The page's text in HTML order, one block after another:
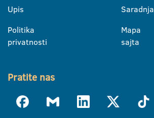
Upis
Politika
privatnosti
Saradnja
Mapa
sajta
Pratite nas